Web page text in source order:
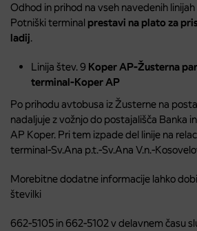
Odhod in prihod na vseh navedenih
Potniški terminal prestavi na plato za
ladij.
Linija štev. 9 Koper AP-Žusterna
terminal-Koper AP
Po prihodu avtobusa iz Žusterne na
nadaljuje z vožnjo do postajališča Banka
AP Koper. Pri tem izpade del linije na
terminal-Sv.Ana p.t.-Sv.Ana V.n.-
Morebitne dodatne informacije lahko
številki
662-5105 in 662-5102 v delavnem času